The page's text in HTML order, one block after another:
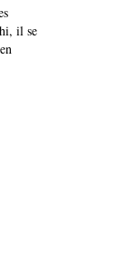
il se